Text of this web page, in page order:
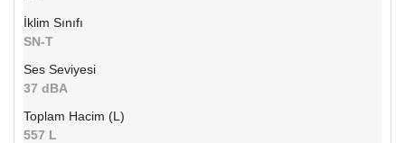
İklim Sınıfı
SN-T
Ses Seviyesi
37 dBA
Toplam Hacim (L)
557 L